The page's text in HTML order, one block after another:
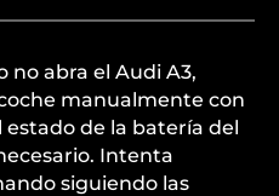
no abra el Audi A3,
manualmente con
estado de la batería del
Intenta
siguiendo las